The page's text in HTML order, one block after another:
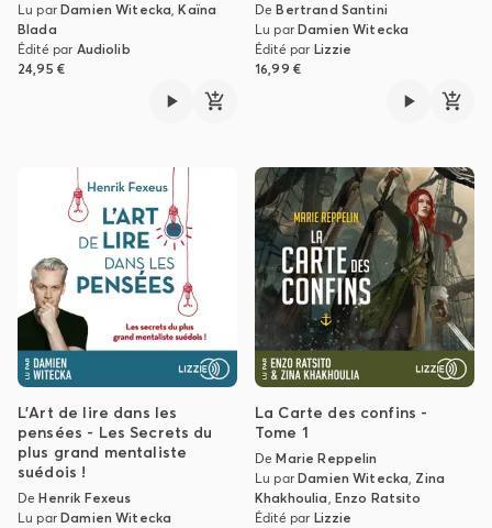
Lu parDamien Witecka,Kaïna
Blada
Édité par Audiolib
24,95 €
DeBertrand Santini
Lu parDamien Witecka
Édité par Lizzie
16,99 €
L'Art de lire dans les
pensées - Les Secrets du
plus grand mentaliste
suédois !
DeHenrik Fexeus
Lu parDamien Witecka
La Carte des confins -
Tome 1
DeMarie Reppelin
Lu parDamien Witecka, Zina
Khakhoulia, Enzo Ratsito
Édité par Lizzie